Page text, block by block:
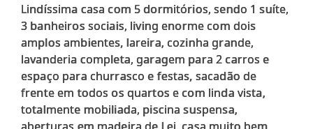
Lindíssima casa com 5 dormitórios, sendo 1 suíte,
3 banheiros sociais, living enorme com dois
amplos ambientes, lareira, cozinha grande,
lavanderia completa, garagem para 2 carros e
espaço para churrasco e festas, sacadão de
frente em todos os quartos e com linda vista,
totalmente mobiliada, piscina suspensa,
aberturas em madeira de Lei, casa muito bem